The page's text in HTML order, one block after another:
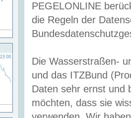
PEGELONLINE
die Regeln der
Die Wasserstraßen-
und das ITZBund
Daten sehr ernst und
möchten, dass sie